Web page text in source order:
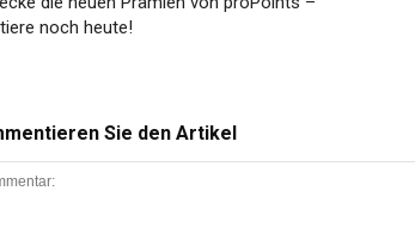
noch heute!
Sie den Artikel